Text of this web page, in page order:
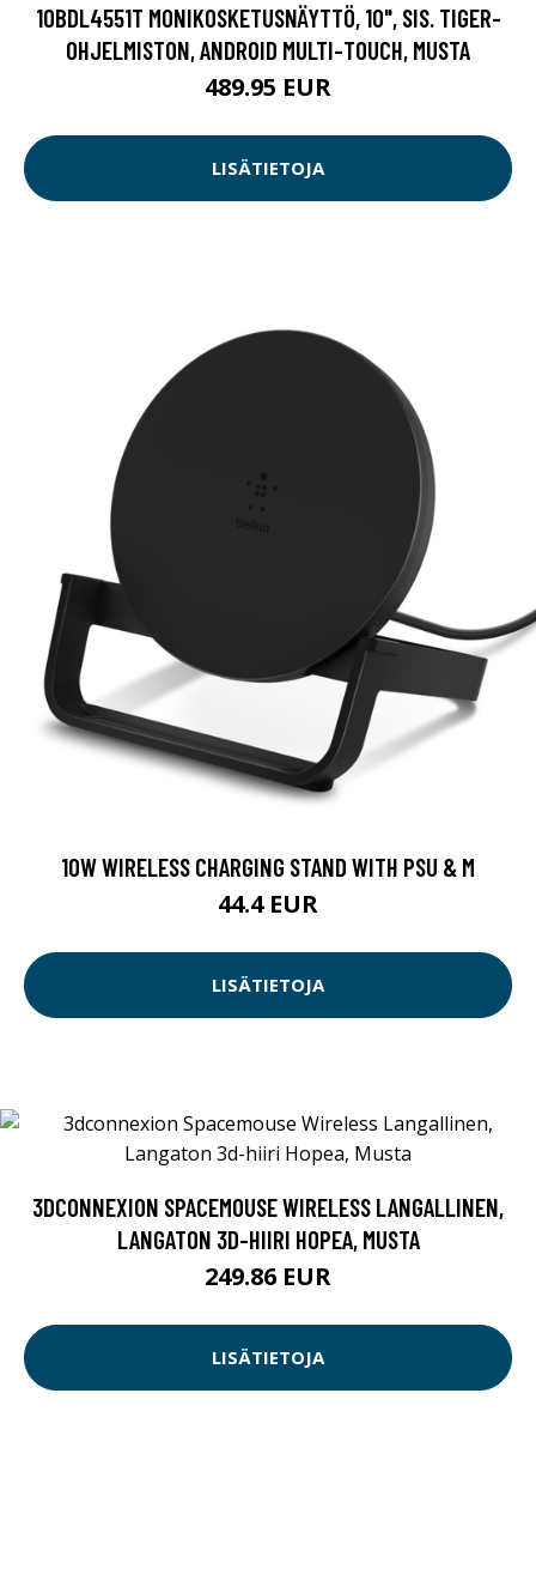
10BDL4551T MONIKOSKETUSNÄYTTÖ, 10", SIS. TIGER-
OHJELMISTON, ANDROID MULTI-TOUCH, MUSTA
489.95 EUR
LISÄTIETOJA
10W WIRELESS CHARGING STAND WITH PSU & M
44.4 EUR
LISÄTIETOJA
3DCONNEXION SPACEMOUSE WIRELESS LANGALLINEN,
LANGATON 3D-HIIRI HOPEA, MUSTA
249.86 EUR
LISÄTIETOJA